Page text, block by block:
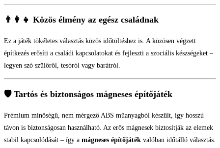
👨‍👩‍👧 Közös élmény az egész családnak
Ez a játék tökéletes választás közös időtöltéshez is. A közösen végzett
építkezés erősíti a családi kapcsolatokat és fejleszti a szociális készségeket –
legyen szó szülőről, tesóról vagy barátról.
🛡️ Tartós és biztonságos mágneses építőjáték
Prémium minőségű, nem mérgező ABS műanyagból készült, így hosszú
távon is biztonságosan használható. Az erős mágnesek biztosítják az elemek
stabil kapcsolódását – így a mágneses építőjáték valóban időtálló választás.